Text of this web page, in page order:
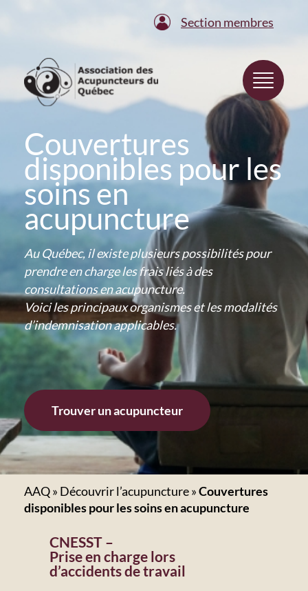
Section membres
Couvertures
disponibles pour les
soins en
acupuncture
Au Québec, il existe plusieurs possibilités pour
prendre en charge les frais liés à des
consultations en acupuncture.
Voici les principaux organismes et les modalités
d’indemnisation applicables.
Trouver un acupuncteur
AAQ» Découvrir l’acupuncture»Couvertures
disponibles pour les soins en acupuncture
CNESST –
Prise en charge lors
d’accidents de travail